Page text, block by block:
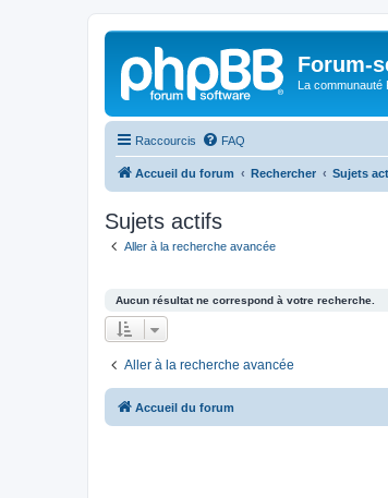
Forum-
La communauté
Raccourcis FAQ
Accueil du forum Rechercher Sujets
Sujets actifs
Aller à la recherche avancée
Aucun résultat ne correspond à votre recherche.
Aller à la recherche avancée
Accueil du forum